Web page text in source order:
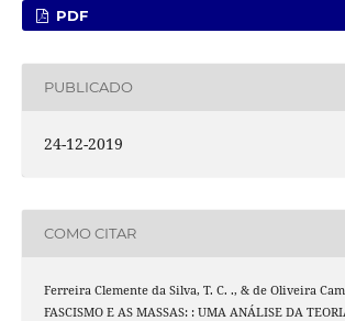
PDF
PUBLICADO
24-12-2019
COMO CITAR
Ferreira Clemente da Silva, T. C. ., & de Oliveira
FASCISMO E AS MASSAS: : UMA ANÁLISE DA